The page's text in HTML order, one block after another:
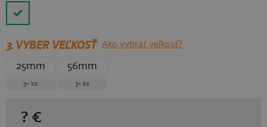
3.VYBER VEĽKOSŤ Ako vybrať veľkosť?
25mm
3+ ks
56mm
3+ ks
? €